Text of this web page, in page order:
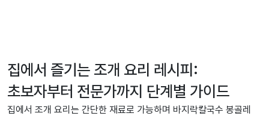
집에서 즐기는 조개 요리 레시피:
초보자부터 전문가까지 단계별 가이드
집에서 조개 요리는 간단한 재료로 가능하며 바지락칼국수 봉골레